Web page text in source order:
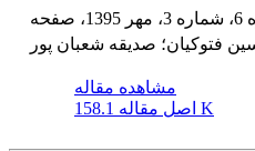
فتوکیان؛ صدیقه شعبان پور
مشاهده مقاله
اصل مقاله 158.1 K